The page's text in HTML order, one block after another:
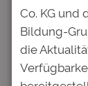
←
„Ich
Co. KG und
Bildung-
die